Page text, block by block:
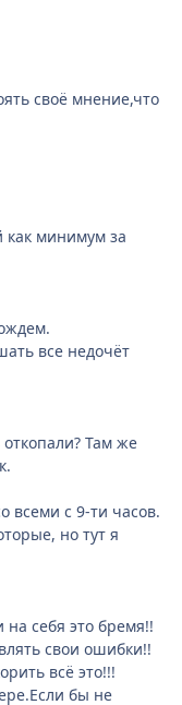
своё мнение,что
минимум за
все недочёт
Там же
всеми с 9-ти часов.
но тут я
себя это бремя!!
свои ошибки!!
всё это!!!
бы не